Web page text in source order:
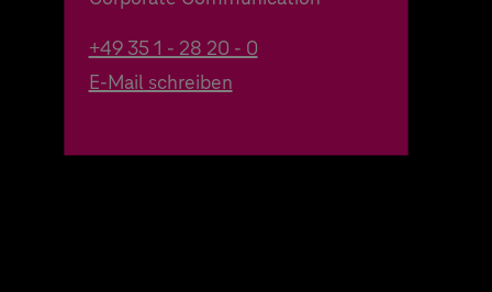
+49 35 1 - 28 20 - 0
E-Mail schreiben